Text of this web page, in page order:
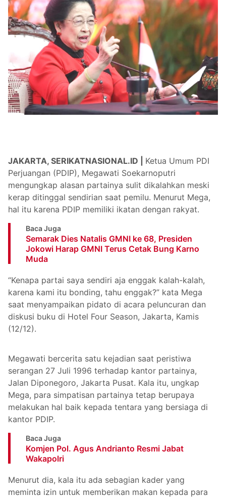
JAKARTA, SERIKATNASIONAL.ID | Ketua Umum PDI
Perjuangan (PDIP), Megawati Soekarnoputri
mengungkap alasan partainya sulit dikalahkan meski
kerap ditinggal sendirian saat pemilu. Menurut Mega,
hal itu karena PDIP memiliki ikatan dengan rakyat.
Baca Juga
Semarak Dies Natalis GMNI ke 68, Presiden
Jokowi Harap GMNI Terus Cetak Bung Karno
Muda
“Kenapa partai saya sendiri aja enggak kalah-kalah,
karena kami itu bonding, tahu enggak?” kata Mega
saat menyampaikan pidato di acara peluncuran dan
diskusi buku di Hotel Four Season, Jakarta, Kamis
(12/12).
Megawati bercerita satu kejadian saat peristiwa
serangan 27 Juli 1996 terhadap kantor partainya,
Jalan Diponegoro, Jakarta Pusat. Kala itu, ungkap
Mega, para simpatisan partainya tetap berupaya
melakukan hal baik kepada tentara yang bersiaga di
kantor PDIP.
Baca Juga
Komjen Pol. Agus Andrianto Resmi Jabat
Wakapolri
Menurut dia, kala itu ada sebagian kader yang
meminta izin untuk memberikan makan kepada para